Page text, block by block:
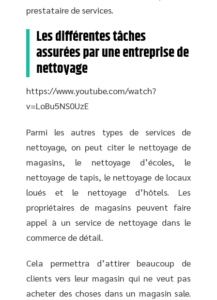
prestataire de services.
Les différentes tâches
assurées par une entreprise de
nettoyage
https://www.youtube.com/watch?
v=LoBu5NS0UzE
Parmi les autres types de services de
nettoyage, on peut citer le nettoyage de
magasins, le nettoyage d’écoles, le
nettoyage de tapis, le nettoyage de locaux
loués et le nettoyage d’hôtels. Les
propriétaires de magasins peuvent faire
appel à un service de nettoyage dans le
commerce de détail.
Cela permettra d’attirer beaucoup de
clients vers leur magasin qui ne veut pas
acheter des choses dans un magasin sale.